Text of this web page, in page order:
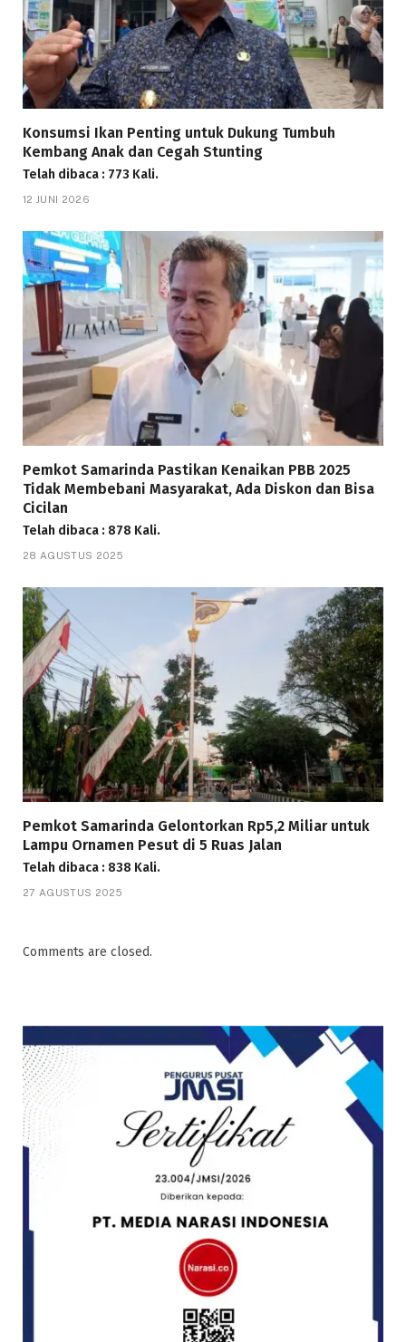
Konsumsi Ikan Penting untuk Dukung Tumbuh
Kembang Anak dan Cegah Stunting
Telah dibaca : 773 Kali.
12 JUNI 2026
Pemkot Samarinda Pastikan Kenaikan PBB 2025
Tidak Membebani Masyarakat, Ada Diskon dan Bisa
Cicilan
Telah dibaca : 878 Kali.
28 AGUSTUS 2025
Pemkot Samarinda Gelontorkan Rp5,2 Miliar untuk
Lampu Ornamen Pesut di 5 Ruas Jalan
Telah dibaca : 838 Kali.
27 AGUSTUS 2025
Comments are closed.